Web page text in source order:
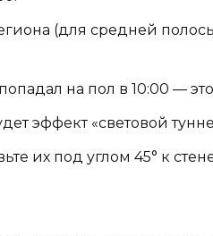
(для средней
на пол в 10:00 —
эффект «световой
их под углом 45° к